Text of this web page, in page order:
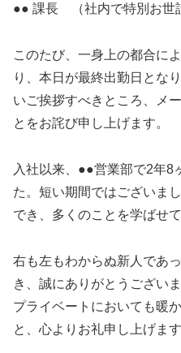
●● 課長 （社内で特別お世
このたび、一身上の都合に
り、本日が最終出勤日とな
いご挨拶すべきところ、メ
とをお詫び申し上げます。
入社以来、●●営業部で2年8
た。短い期間ではございま
でき、多くのことを学ばせ
右も左もわからぬ新人であ
き、誠にありがとうござい
プライベートにおいても暖
と、心よりお礼申し上げます